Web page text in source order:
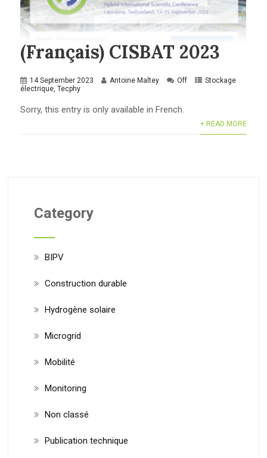
(Français) CISBAT 2023
14 September 2023 Antoine Maltey Off
Stockage
électrique,Tecphy
Sorry, this entry is only available in French.
+ READ MORE
Category
BIPV
Construction durable
Hydrogène solaire
Microgrid
Mobilité
Monitoring
Non classé
Publication technique